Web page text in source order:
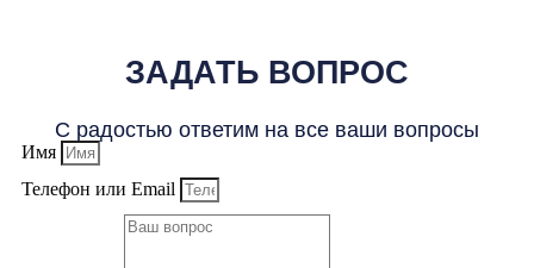
ЗАДАТЬ ВОПРОС
С радостью ответим на все ваши вопросы
Имя
Телефон или Email